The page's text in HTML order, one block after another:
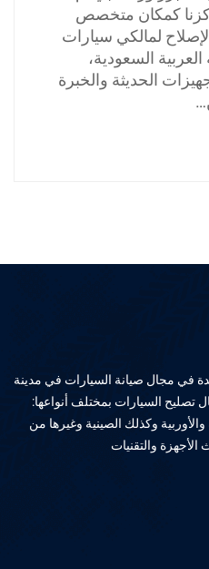
كمكان متخصص
لمالكي سيارات
السعودية،
الحديثة والخبرة
في مجال صيانة السيارات في مدينة
تصليح السيارات بمختلف أنواعها:
والأوربية وكذلك الصينية وغيرها من
والتقنيات